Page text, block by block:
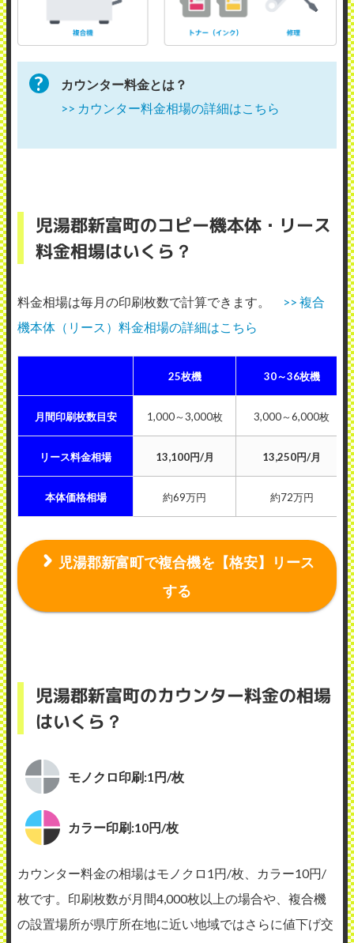
カウンター料金とは？
>> カウンター料金相場の詳細はこちら
児湯郡新富町のコピー機本体・リース
料金相場はいくら？
料金相場は毎月の印刷枚数で計算できます。
>> 複合
機本体（リース）料金相場の詳細はこちら
25枚機 30～36枚機
月間印刷枚数目安 1,000～3,000枚 3,000～6,000枚
リース料金相場 13,100円/月 13,250円/月
本体価格相場 約69万円 約72万円
児湯郡新富町で複合機を【格安】リース
する
児湯郡新富町のカウンター料金の相場
はいくら？
モノクロ印刷:1円/枚
カラー印刷:10円/枚
カウンター料金の相場はモノクロ1円/枚、カラー10円/
枚です。印刷枚数が月間4,000枚以上の場合や、複合機
の設置場所が県庁所在地に近い地域ではさらに値下げ交